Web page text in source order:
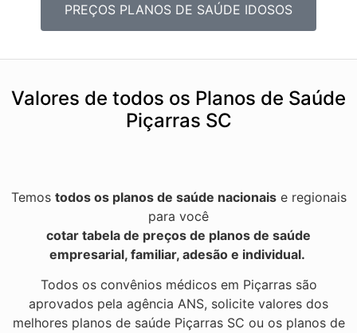
PREÇOS PLANOS DE SAÚDE IDOSOS
Valores de todos os Planos de Saúde
Piçarras SC
Temos todos os planos de saúde nacionaise regionais
para você
cotar tabela de preços de planos de saúde
empresarial, familiar, adesão e individual.
Todos os convênios médicos em Piçarras são
aprovados pela agência ANS, solicite valores dos
melhores planos de saúde Piçarras SC ou os planos de